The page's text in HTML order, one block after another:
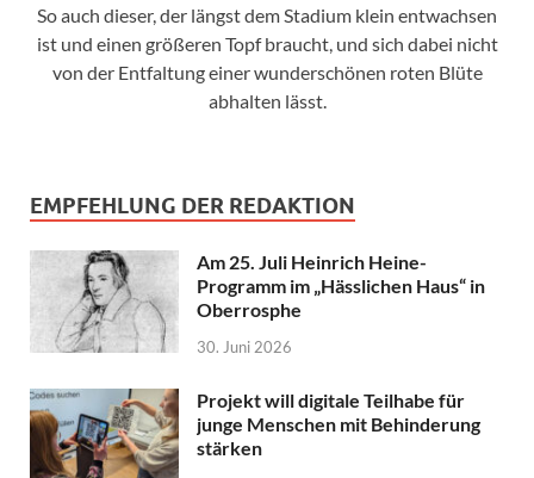
So auch dieser, der längst dem Stadium klein entwachsen
ist und einen größeren Topf braucht, und sich dabei nicht
von der Entfaltung einer wunderschönen roten Blüte
abhalten lässt.
EMPFEHLUNG DER REDAKTION
Am 25. Juli Heinrich Heine-
Programm im „Hässlichen Haus“ in
Oberrosphe
30. Juni 2026
Projekt will digitale Teilhabe für
junge Menschen mit Behinderung
stärken